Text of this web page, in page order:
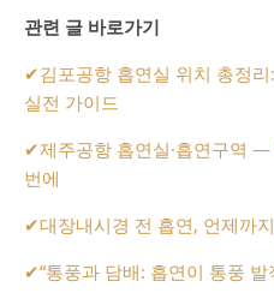
관련 글 바로가기
✔김포공항 흡연실 위치 총정
실전 가이드
✔제주공항 흡연실·흡연구역
번에
✔대장내시경 전 흡연, 언제까
✔“통풍과 담배: 흡연이 통풍